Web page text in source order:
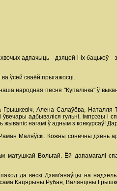
адпачыць - дзяцей і іх бацькоў -
ўсёй сваёй прыгажосці.
народная песня "Купалінка" ў
Алена Салаўёва, Наталля
адбываліся гульні, імпрэзы і
жывапіс нагамі ў адным з конкурсаў!
Маляўскі. Кожны сонечны
Вольгай. Ёй дапамагалі
да вёскі Дзям'янаўцы на
Кацярыны Рубан, Валянціны